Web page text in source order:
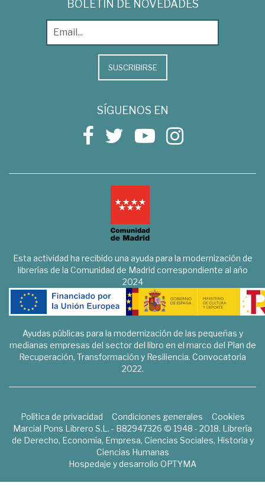
BOLETÍN DE NOVEDADES
SUSCRIBIRSE
SÍGUENOS EN
Esta actividad ha recibido una ayuda para la modernización de
librerías de la Comunidad de Madrid correspondiente al año
2024
Ayudas públicas para la modernización de las pequeñas y
medianas empresas del sector del libro en el marco del Plan de
Recuperación, Transformación y Resiliencia. Convocatoria
2022.
Política de privacidad Condiciones generales
Cookies
Marcial Pons Librero S.L. - B82947326 © 1948 - 2018. Librería
de Derecho, Economía, Empresa, Ciencias Sociales, Historia y
Ciencias Humanas
Hospedaje y desarrollo OPTYMA